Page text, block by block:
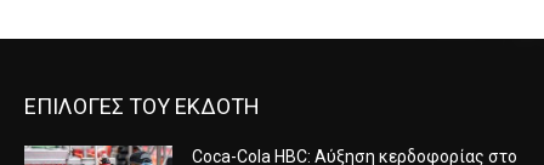
ΕΠΙΛΟΓΕΣ ΤΟΥ ΕΚΔΟΤΗ
Coca-Cola HBC: Αύξηση κερδοφορίας στο